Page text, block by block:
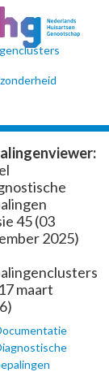
45 (03
2025)
maart